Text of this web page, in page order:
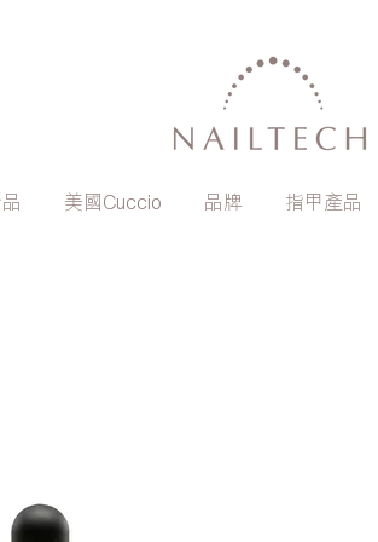
美國Cuccio 品牌 指甲產品